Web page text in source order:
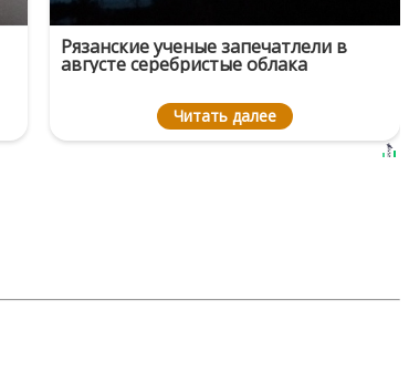
Рязанские ученые запечатлели в
августе серебристые облака
Читать далее